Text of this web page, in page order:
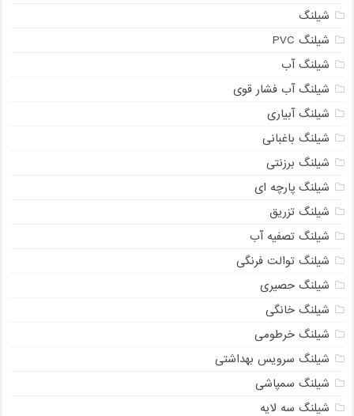
شیلنگ
شیلنگ PVC
شیلنگ آب
شیلنگ آب فشار قوی
شیلنگ آبیاری
شیلنگ باغبانی
شیلنگ برزنتی
شیلنگ پارچه ای
شیلنگ تزریق
شیلنگ تصفیه آب
شیلنگ توالت فرنگی
شیلنگ حصیری
شیلنگ خانگی
شیلنگ خرطومی
شیلنگ سرویس بهداشتی
شیلنگ سمپاشی
شیلنگ سه لایه